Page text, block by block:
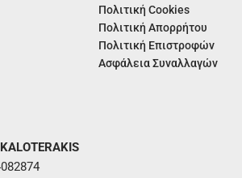
Πολιτική Cookies
Πολιτική Απορρήτου
Πολιτική Επιστροφών
Ασφάλεια Συναλλαγών